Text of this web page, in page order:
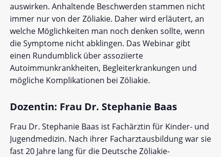
auswirken. Anhaltende Beschwerden stammen nicht
immer nur von der Zöliakie. Daher wird erläutert, an
welche Möglichkeiten man noch denken sollte, wenn
die Symptome nicht abklingen. Das Webinar gibt
einen Rundumblick über assoziierte
Autoimmunkrankheiten, Begleiterkrankungen und
mögliche Komplikationen bei Zöliakie.
Dozentin: Frau Dr. Stephanie Baas
Frau Dr. Stephanie Baas ist Fachärztin für Kinder- und
Jugendmedizin. Nach ihrer Facharztausbildung war sie
fast 20 Jahre lang für die Deutsche Zöliakie-